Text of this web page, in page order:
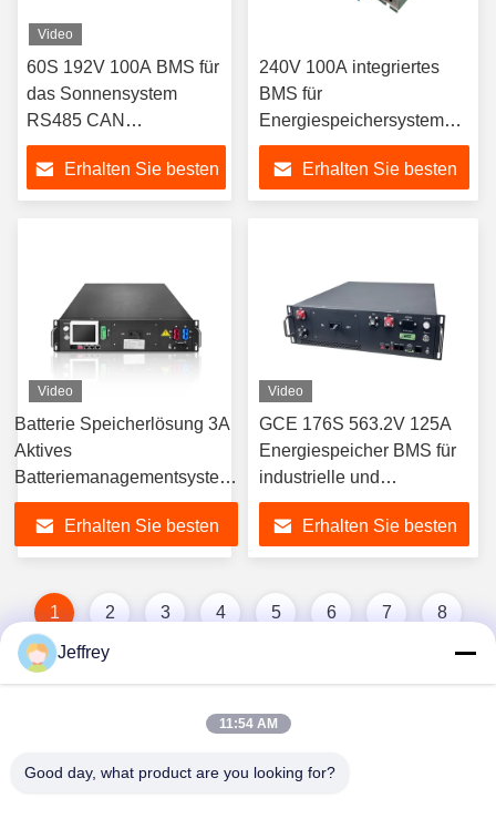
Video
60S 192V 100A BMS für
das Sonnensystem
RS485 CAN
Kommunikationsprotokoll
Erhalten Sie besten
240V 100A integriertes
BMS für
Energiespeichersystem
mit Solarbatterie
Erhalten Sie besten
Video
Batterie Speicherlösung 3A
Aktives
Batteriemanagementsystem,
GCE Hochspannungs-BMS
100A 200A 300A Master
Slave LiFePO4 HV BMS für
Solarspeicher, Mikrogrid
ESS
Erhalten Sie besten
Video
GCE 176S 563.2V 125A
Energiespeicher BMS für
industrielle und
kommerzielle
Energiespeicher
Erhalten Sie besten
1 2 3 4 5 6 7 8
Jeffrey
11:54 AM
Good day, what product are you looking for?